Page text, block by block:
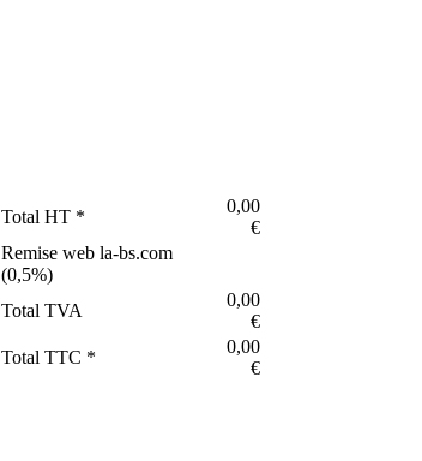
Total HT *
0,00
€
Remise web la-bs.com
(0,5%)
Total TVA
0,00
€
Total TTC *
0,00
€